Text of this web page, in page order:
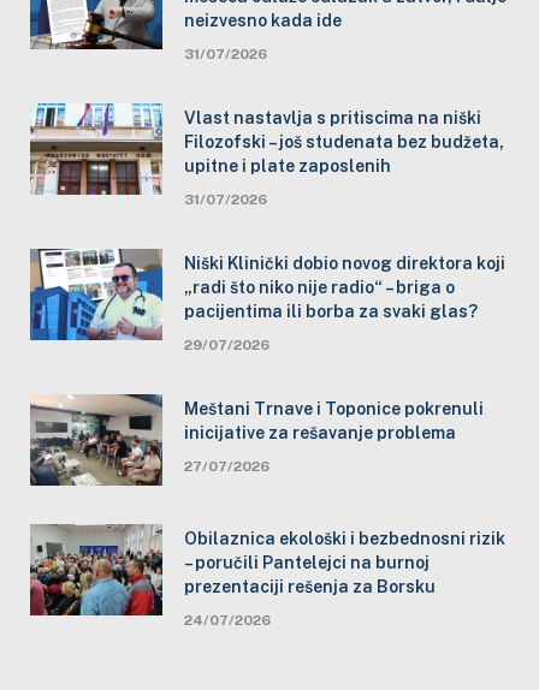
neizvesno kada ide
31/07/2026
Vlast nastavlja s pritiscima na niški
Filozofski – još studenata bez budžeta,
upitne i plate zaposlenih
31/07/2026
Niški Klinički dobio novog direktora koji
„radi što niko nije radio“ – briga o
pacijentima ili borba za svaki glas?
29/07/2026
Meštani Trnave i Toponice pokrenuli
inicijative za rešavanje problema
27/07/2026
Obilaznica ekološki i bezbednosni rizik
– poručili Pantelejci na burnoj
prezentaciji rešenja za Borsku
24/07/2026